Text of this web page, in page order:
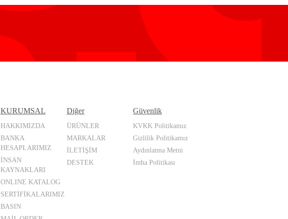
KURUMSAL
HAKKIMIZDA
BANKA
HESAPLARIMIZ
İNSAN
KAYNAKLARI
ONLINE KATALOG
SERTİFİKALARIMIZ
BASIN
Diğer
ÜRÜNLER
MARKALAR
İLETİŞİM
DESTEK
Güvenlik
KVKK Politikamız
Gizlilik Politikamız
Aydınlatma Metni
İmha Politikası